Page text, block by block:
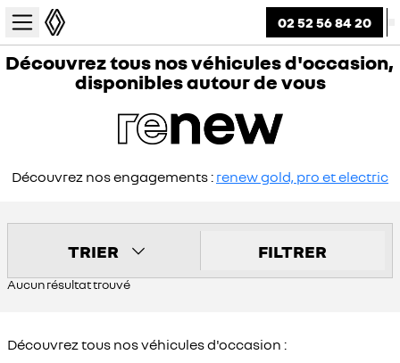
02 52 56 84 20
Découvrez tous nos véhicules d'occasion,
disponibles autour de vous
Découvrez nos engagements : renew gold, pro et electric
TRIER FILTRER
Aucun résultat trouvé
Découvrez tous nos véhicules d'occasion :